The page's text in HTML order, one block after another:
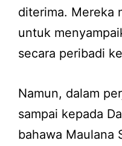
diterima. Mereka
untuk
secara peribadi
Namun, dalam
sampai kepada
bahawa Maulana